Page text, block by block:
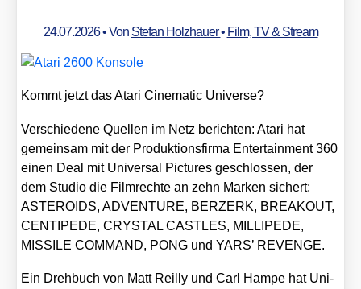
24.07.2026• Von Stefan Holzhauer• Film, TV & Stream
Kommt jetzt das Ata­ri Cine­ma­tic Uni­ver­se?
Ver­schie­de­ne Quel­len im Netz berich­ten: Ata­ri hat
gemein­sam mit der Pro­duk­ti­ons­fir­ma Enter­tain­ment 360
einen Deal mit Uni­ver­sal Pic­tures geschlos­sen, der
dem Stu­dio die Film­rech­te an zehn Mar­ken sichert:
ASTEROIDS, ADVENTURE, BERZERK, BREAKOUT,
CENTIPEDE, CRYSTAL CASTLES, MILLIPEDE,
MISSILE COMMAND, PONG und YARS’ REVENGE.
Ein Dreh­buch von Matt Reil­ly und Carl Ham­pe hat Uni­